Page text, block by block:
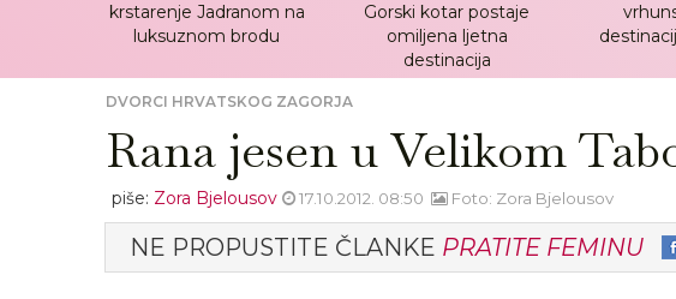
krstarenje Jadranom na
luksuznom brodu
Gorski kotar postaje
omiljena ljetna
destinacija
DVORCI HRVATSKOG ZAGORJA
Rana jesen u Velikom
piše: Zora Bjelousov 17.10.2012. 08:50 Foto: Zora Bjelousov
NE PROPUSTITE ČLANKE PRATITE FEMINU